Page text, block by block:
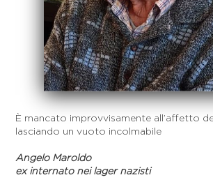
È mancato improvvisamente all’affetto
lasciando un vuoto incolmabile
Angelo Maroldo
ex internato nei lager nazisti